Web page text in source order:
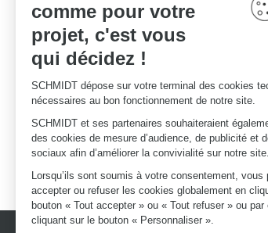
comme pour votre
projet, c'est vous
qui décidez !
SCHMIDT dépose sur votre terminal des cookies
nécessaires au bon fonctionnement de notre site.
SCHMIDT et ses partenaires souhaiteraient
des cookies de mesure d’audience, de publicité et
sociaux afin d’améliorer la convivialité sur notre site.
Lorsqu’ils sont soumis à votre consentement, vous
accepter ou refuser les cookies globalement en
bouton « Tout accepter » ou « Tout refuser » ou par
cliquant sur le bouton « Personnaliser ».
Le
Des garanties
d'excellence